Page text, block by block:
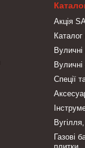
Акція
Каталог
Вуличні
Вуличні
Спеції
Газові